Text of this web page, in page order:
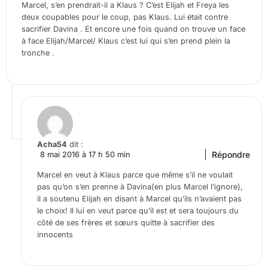
Marcel, s’en prendrait-il a Klaus ? C’est Elijah et Freya les
deux coupables pour le coup, pas Klaus. Lui était contre
sacrifier Davina . Et encore une fois quand on trouve un face
à face Elijah/Marcel/ Klaus c’est lui qui s’en prend plein la
tronche .
Acha54 dit :
8 mai 2016 à 17 h 50 min
Marcel en veut à Klaus parce que même s’il ne voulait
pas qu’on s’en prenne à Davina(en plus Marcel l’ignore),
il a soutenu Elijah en disant à Marcel qu’ils n’avaient pas
le choix! Il lui en veut parce qu’il est et sera toujours du
côté de ses frères et sœurs quitte à sacrifier des
innocents
Répondre